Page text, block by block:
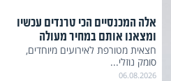
אלה המכנסיים הכי טרנדים עכשיו
ומצאנו אותם במחיר מעולה
חצאית מטורפת לאירועים מיוחדים,
סומק נוזלי...
06.08.2026